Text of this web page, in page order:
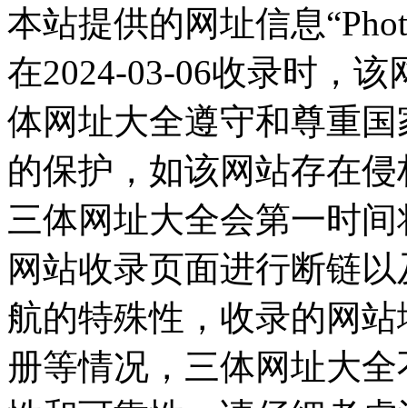
本站提供的网址信息
在2024-03-06收录时，
体网址大全遵守和尊重
的保护，如该网站存在
三体网址大全会第一时
网站收录页面进行断链
航的特殊性，收录的网
册等情况，三体网址大